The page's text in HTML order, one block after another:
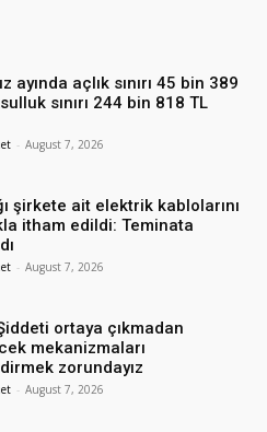
ayında açlık sınırı 45 bin 389
sınırı 244 bin 818 TL
- August 7, 2026
şirkete ait elektrik kablolarını
itham edildi: Teminata
- August 7, 2026
ortaya çıkmadan
mekanizmaları
zorundayız
- August 7, 2026